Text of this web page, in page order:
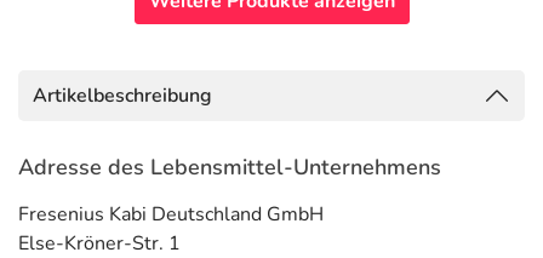
Artikelbeschreibung
Adresse des Lebensmittel-Unternehmens
Fresenius Kabi Deutschland GmbH
Else-Kröner-Str. 1